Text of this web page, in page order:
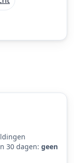
30 dagen: geen